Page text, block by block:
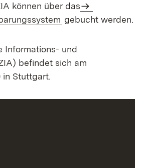
können über das
gebucht werden.
Informations- und
befindet sich am
in Stuttgart.